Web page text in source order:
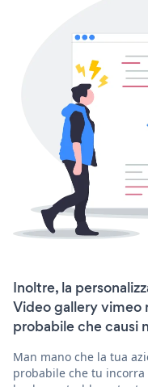
Inoltre, la
Video gallery vimeo
probabile che causi
Man mano che la tua
probabile che tu